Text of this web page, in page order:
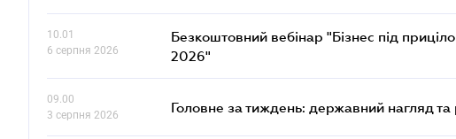
10.01
6 серпня 2026
Безкоштовний вебінар "Бізнес під
2026"
09.00
3 серпня 2026
Головне за тиждень: державний нагляд